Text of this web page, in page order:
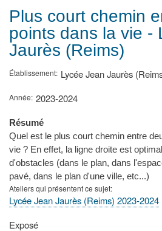
d'Ariane
Plus court chemin
points dans la vie -
Jaurès (Reims)
Établissement Lycée Jean Jaurès
Année 2023-2024
Résumé
Quel est le plus court chemin entre
vie ? En effet, la ligne droite est
d'obstacles (dans le plan, dans
pavé, dans le plan d'une ville, etc...)
Ateliers qui présentent ce sujet
Lycée Jean Jaurès (Reims) 2023-2024
Type
Exposé